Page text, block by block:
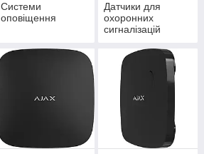
Системи
оповіщення
Датчики для
охоронних
сигналізацій